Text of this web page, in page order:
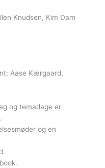
Knudsen, Kim Dam
Aase Kærgaard,
og temadage er
og en